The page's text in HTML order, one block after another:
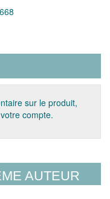
sur le produit,
compte.
AUTEUR